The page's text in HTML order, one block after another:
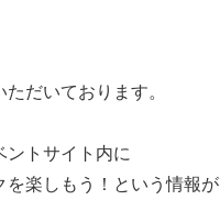
だいております。
ントサイト内に
を楽しもう！という情報が